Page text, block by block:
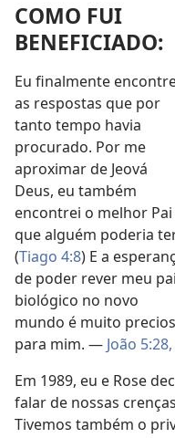
COMO FUI
BENEFICIADO:
Eu finalmente
as respostas que por
tanto tempo havia
procurado. Por me
aproximar de Jeová
Deus, eu também
encontrei o melhor Pai
que alguém poderia
(Tiago 4:8) E a
de poder rever meu pai
biológico no novo
mundo é muito
para mim. — João
Em 1989, eu e Rose
falar de nossas
Tivemos também o